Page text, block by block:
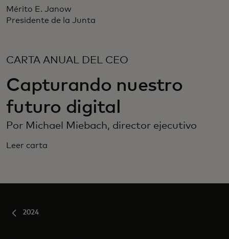
Mérito E. Janow
Presidente de la Junta
CARTA ANUAL DEL CEO
Capturando nuestro
futuro digital
Por Michael Miebach, director ejecutivo
Leer carta
2024